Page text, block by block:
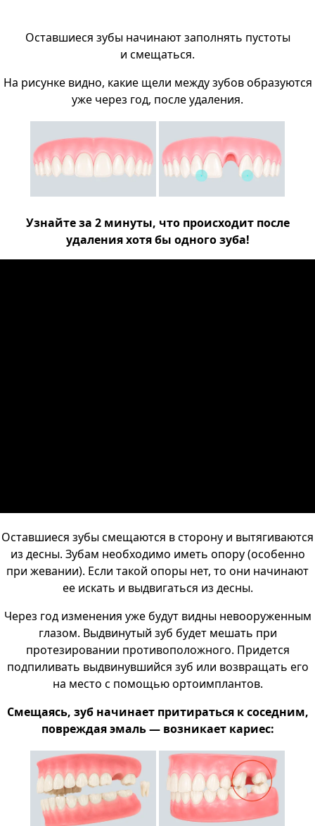
Оставшиеся зубы начинают заполнять пустоты
и смещаться.
На рисунке видно, какие щели между зубов образуются
уже через год, после удаления.
Узнайте за 2 минуты, что происходит после
удаления хотя бы одного зуба!
Оставшиеся зубы смещаются в сторону и вытягиваются
из десны. Зубам необходимо иметь опору (особенно
при жевании). Если такой опоры нет, то они начинают
ее искать и выдвигаться из десны.
Через год изменения уже будут видны невооруженным
глазом. Выдвинутый зуб будет мешать при
протезировании противоположного. Придется
подпиливать выдвинувшийся зуб или возвращать его
на место с помощью ортоимплантов.
Смещаясь, зуб начинает притираться к соседним,
повреждая эмаль — возникает кариес: